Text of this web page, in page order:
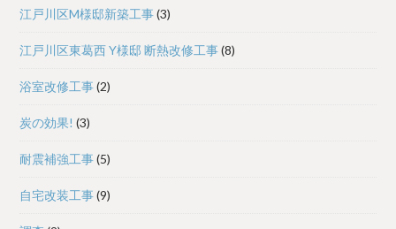
江戸川区M様邸新築工事(3)
江戸川区東葛西 Y様邸 断熱改修工事(8)
浴室改修工事(2)
炭の効果! (3)
耐震補強工事(5)
自宅改装工事(9)